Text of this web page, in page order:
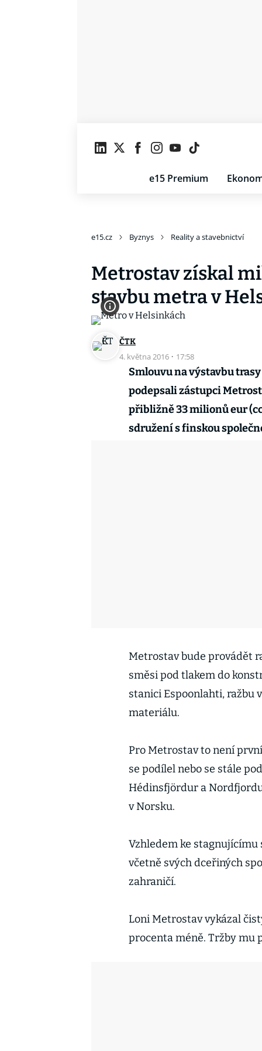
e15 Premium
e15.cz Byznys Reality a stavebnictví
Metrostav získal
stavbu metra v
ČTK
4. května 2016 · 17:58
Smlouvu na výstavbu
podepsali zástupci
přibližně 33 milionů eur
sdružení s finskou
Metrostav bude provádět
směsi pod tlakem do
stanici Espoonlahti, ražbu
materiálu.
Pro Metrostav to není
se podílel nebo se stále
Hédinsfjördur a
v Norsku.
Vzhledem ke
včetně svých dceřiných
zahraničí.
Loni Metrostav vykázal
procenta méně. Tržby mu